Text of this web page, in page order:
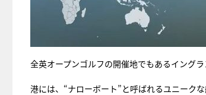
全英オープンゴルフの開催地でもあるイングラ
港には、“ナローボート”と呼ばれるユニークな